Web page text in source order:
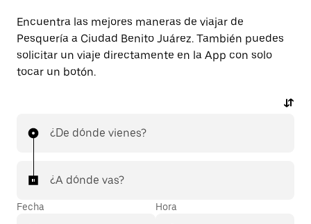
Encuentra las mejores maneras de viajar de
Pesquería a Ciudad Benito Juárez. También puedes
solicitar un viaje directamente en la App con solo
tocar un botón.
¿De dónde vienes?
¿A dónde vas?
Fecha Hora